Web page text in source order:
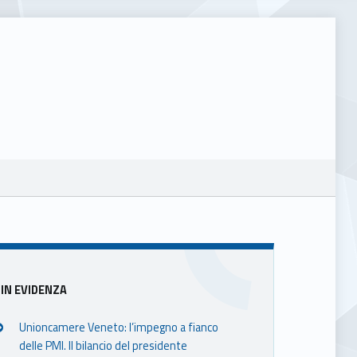
Sidebar
IN EVIDENZA
Unioncamere Veneto: l’impegno a fianco
delle PMI. Il bilancio del presidente